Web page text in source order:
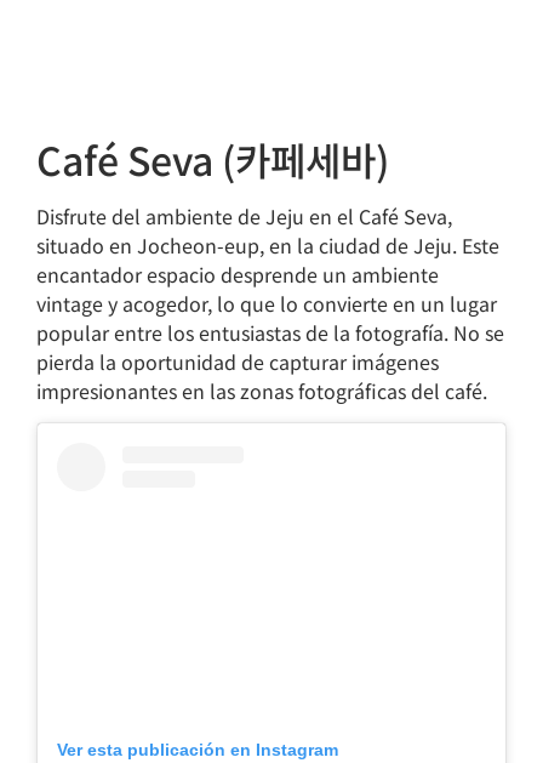
Café Seva (카페세바)
Disfrute del ambiente de Jeju en el Café Seva,
situado en Jocheon-eup, en la ciudad de Jeju. Este
encantador espacio desprende un ambiente
vintage y acogedor, lo que lo convierte en un lugar
popular entre los entusiastas de la fotografía. No se
pierda la oportunidad de capturar imágenes
impresionantes en las zonas fotográficas del café.
Ver esta publicación en Instagram